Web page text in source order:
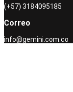
(+57) 3184095185
Correo
info@gemini.com.co